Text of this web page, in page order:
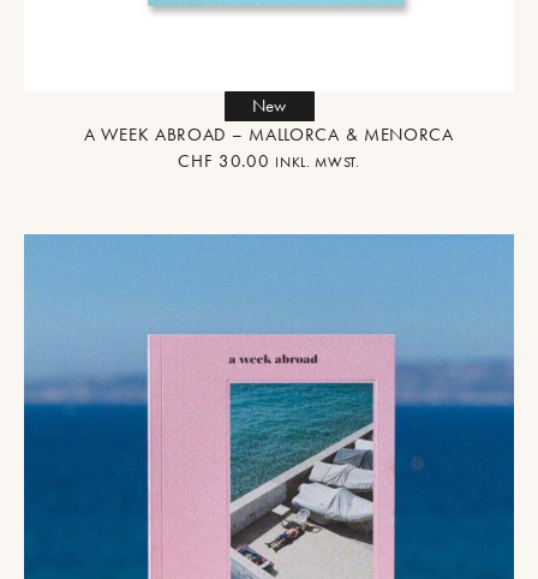
New
A WEEK ABROAD – MALLORCA & MENORCA
CHF 30.00 INKL. MWST.